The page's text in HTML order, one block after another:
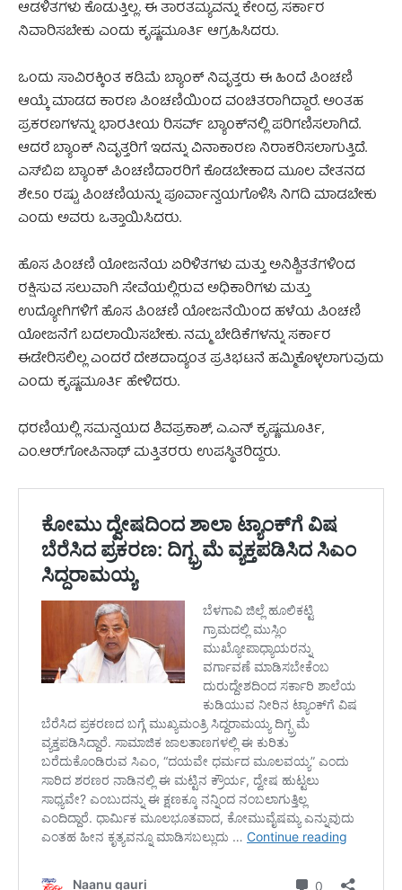
ಆಡಳಿತಗಳು ಕೊಡುತ್ತಿಲ್ಲ. ಈ ತಾರತಮ್ಯವನ್ನು ಕೇಂದ್ರ ಸರ್ಕಾರ
ನಿವಾರಿಸಬೇಕು ಎಂದು ಕೃಷ್ಣಮೂರ್ತಿ ಆಗ್ರಹಿಸಿದರು.
ಒಂದು ಸಾವಿರಕ್ಕಿಂತ ಕಡಿಮೆ ಬ್ಯಾಂಕ್ ನಿವೃತ್ತರು ಈ ಹಿಂದೆ ಪಿಂಚಣಿ
ಆಯ್ಕೆ ಮಾಡದ ಕಾರಣ ಪಿಂಚಣಿಯಿಂದ ವಂಚಿತರಾಗಿದ್ದಾರೆ. ಅಂತಹ
ಪ್ರಕರಣಗಳನ್ನು ಭಾರತೀಯ ರಿಸರ್ವ್ ಬ್ಯಾಂಕ್‌ನಲ್ಲಿ ಪರಿಗಣಿಸಲಾಗಿದೆ.
ಆದರೆ ಬ್ಯಾಂಕ್ ನಿವೃತ್ತರಿಗೆ ಇದನ್ನು ವಿನಾಕಾರಣ ನಿರಾಕರಿಸಲಾಗುತ್ತಿದೆ.
ಎಸ್‌ಬಿಐ ಬ್ಯಾಂಕ್ ಪಿಂಚಣಿದಾರರಿಗೆ ಕೊಡಬೇಕಾದ ಮೂಲ ವೇತನದ
ಶೇ.50 ರಷ್ಟು ಪಿಂಚಣಿಯನ್ನು ಪೂರ್ವಾನ್ವಯಗೊಳಿಸಿ ನಿಗದಿ ಮಾಡಬೇಕು
ಎಂದು ಅವರು ಒತ್ತಾಯಿಸಿದರು.
ಹೊಸ ಪಿಂಚಣಿ ಯೋಜನೆಯ ಏರಿಳಿತಗಳು ಮತ್ತು ಅನಿಶ್ಚಿತತೆಗಳಿಂದ
ರಕ್ಷಿಸುವ ಸಲುವಾಗಿ ಸೇವೆಯಲ್ಲಿರುವ ಅಧಿಕಾರಿಗಳು ಮತ್ತು
ಉದ್ಯೋಗಿಗಳಿಗೆ ಹೊಸ ಪಿಂಚಣಿ ಯೋಜನೆಯಿಂದ ಹಳೆಯ ಪಿಂಚಣಿ
ಯೋಜನೆಗೆ ಬದಲಾಯಿಸಬೇಕು. ನಮ್ಮ ಬೇಡಿಕೆಗಳನ್ನು ಸರ್ಕಾರ
ಈಡೇರಿಸಲಿಲ್ಲ ಎಂದರೆ ದೇಶದಾದ್ಯಂತ ಪ್ರತಿಭಟನೆ ಹಮ್ಮಿಕೊಳ್ಳಲಾಗುವುದು
ಎಂದು ಕೃಷ್ಣಮೂರ್ತಿ ಹೇಳಿದರು.
ಧರಣಿಯಲ್ಲಿ ಸಮನ್ವಯದ ಶಿವಪ್ರಕಾಶ್, ಎ.ಎನ್ ಕೃಷ್ಣಮೂರ್ತಿ,
ಎಂ.ಆರ್.ಗೋಪಿನಾಥ್ ಮತ್ತಿತರರು ಉಪಸ್ಥಿತರಿದ್ದರು.